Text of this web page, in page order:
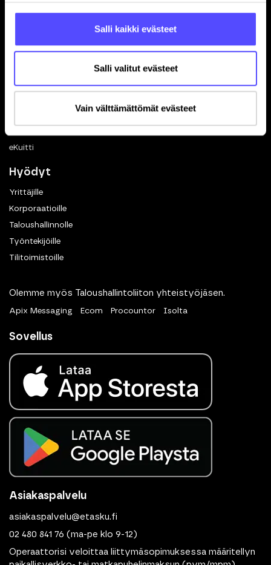
Salli kaikki evästeet
Salli valitut evästeet
Vain välttämättömät evästeet
Avoimet työpaikat
In English
eKuitti
Hyödyt
Yrittäjille
Korporaatioille
Taloushallinnolle
Työntekijöille
Tilitoimistoille
Olemme myös Taloushallintoliiton yhteistyöjäsen.
Apix Messaging Ecom Procountor Isolta
Sovellus
Asiakaspalvelu
asiakaspalvelu@etasku.fi
02 480 841 76 (ma-pe klo 9-12)
Operaattorisi veloittaa liittymäsopimuksessa määritellyn